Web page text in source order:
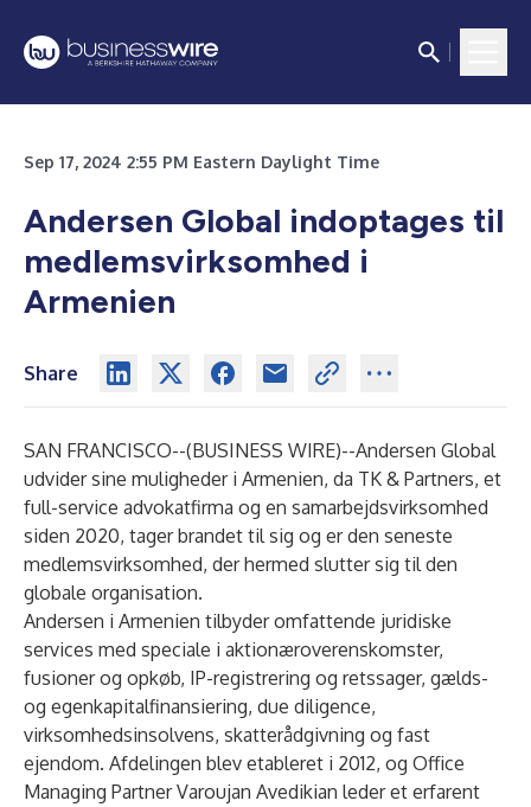
Sep 17, 2024 2:55 PM Eastern Daylight Time
Andersen Global indoptages til
medlemsvirksomhed i
Armenien
Share
SAN FRANCISCO--(BUSINESS WIRE)--Andersen Global
udvider sine muligheder i Armenien, da TK & Partners, et
full-service advokatfirma og en samarbejdsvirksomhed
siden 2020, tager brandet til sig og er den seneste
medlemsvirksomhed, der hermed slutter sig til den
globale organisation.
Andersen i Armenien tilbyder omfattende juridiske
services med speciale i aktionæroverenskomster,
fusioner og opkøb, IP-registrering og retssager, gælds-
og egenkapitalfinansiering, due diligence,
virksomhedsinsolvens, skatterådgivning og fast
ejendom. Afdelingen blev etableret i 2012, og Office
Managing Partner Varoujan Avedikian leder et erfarent